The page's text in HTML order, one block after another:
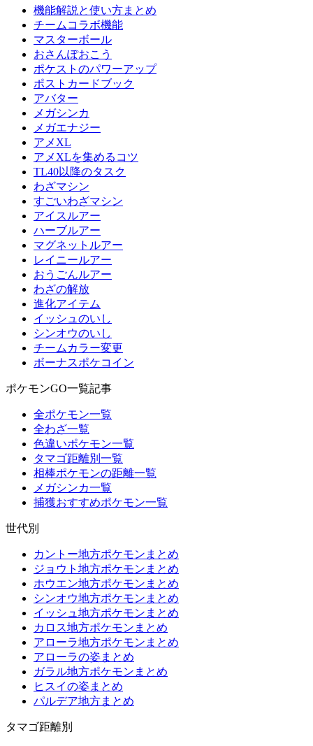
機能解説と使い方まとめ
チームコラボ機能
マスターボール
おさんぽおこう
ポケストのパワーアップ
ポストカードブック
アバター
メガシンカ
メガエナジー
アメXL
アメXLを集めるコツ
TL40以降のタスク
わざマシン
すごいわざマシン
アイスルアー
ハーブルアー
マグネットルアー
レイニールアー
おうごんルアー
わざの解放
進化アイテム
イッシュのいし
シンオウのいし
チームカラー変更
ボーナスポケコイン
ポケモンGO一覧記事
全ポケモン一覧
全わざ一覧
色違いポケモン一覧
タマゴ距離別一覧
相棒ポケモンの距離一覧
メガシンカ一覧
捕獲おすすめポケモン一覧
世代別
カントー地方ポケモンまとめ
ジョウト地方ポケモンまとめ
ホウエン地方ポケモンまとめ
シンオウ地方ポケモンまとめ
イッシュ地方ポケモンまとめ
カロス地方ポケモンまとめ
アローラ地方ポケモンまとめ
アローラの姿まとめ
ガラル地方ポケモンまとめ
ヒスイの姿まとめ
パルデア地方まとめ
タマゴ距離別